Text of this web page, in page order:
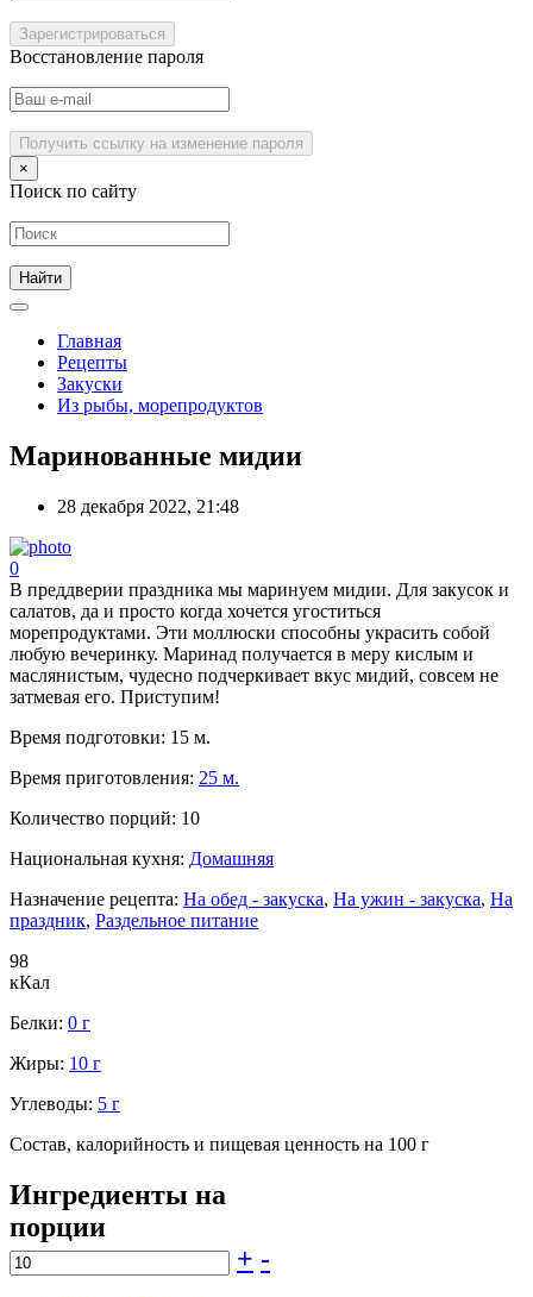
Зарегистрироваться
Восстановление пароля
Получить ссылку на изменение пароля
×
Поиск по сайту
Главная
Рецепты
Закуски
Из рыбы, морепродуктов
Маринованные мидии
28 декабря 2022, 21:48
0
В преддверии праздника мы маринуем мидии. Для закусок и
салатов, да и просто когда хочется угоститься
морепродуктами. Эти моллюски способны украсить собой
любую вечеринку. Маринад получается в меру кислым и
маслянистым, чудесно подчеркивает вкус мидий, совсем не
затмевая его. Приступим!
Время подготовки: 15 м.
Время приготовления: 25 м.
Количество порций: 10
Национальная кухня: Домашняя
Назначение рецепта: На обед - закуска, На ужин - закуска, На
праздник, Раздельное питание
98
кКал
Белки: 0 г
Жиры: 10 г
Углеводы: 5 г
Состав, калорийность и пищевая ценность на 100 г
Ингредиенты на
порции
+ -